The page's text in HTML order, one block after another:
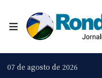
07 de agosto de 2026